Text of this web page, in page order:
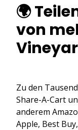
🌍
von
Zu den
Share-A-Cart
anderem
Apple, Best